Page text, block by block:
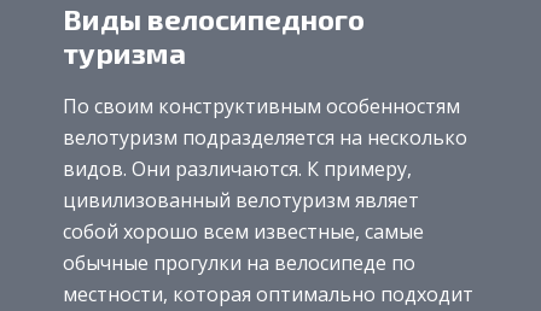
Виды велосипедного
туризма
По своим конструктивным особенностям
велотуризм подразделяется на несколько
видов. Они различаются. К примеру,
цивилизованный велотуризм являет
собой хорошо всем известные, самые
обычные прогулки на велосипеде по
местности, которая оптимально подходит